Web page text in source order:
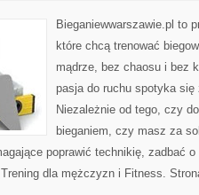
Bieganiewwarszawie.pl to
które chcą trenować
mądrze, bez chaosu i bez
pasja do ruchu spotyka
Niezależnie od tego, czy
bieganiem, czy masz za
poprawić technikię, zadbać
Trening dla mężczyzn i Fitness.